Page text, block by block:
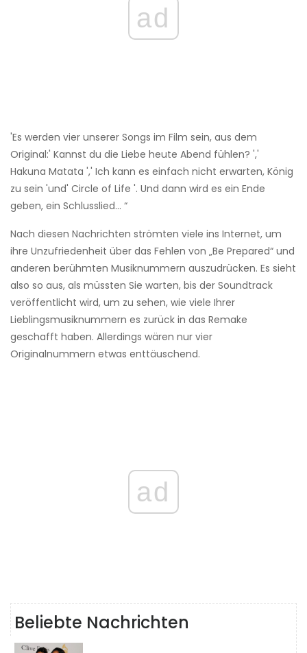
ad
'Es werden vier unserer Songs im Film sein, aus dem
Original:' Kannst du die Liebe heute Abend fühlen? ','
Hakuna Matata ',' Ich kann es einfach nicht erwarten, König
zu sein 'und' Circle of Life '. Und dann wird es ein Ende
geben, ein Schlusslied… “
Nach diesen Nachrichten strömten viele ins Internet, um
ihre Unzufriedenheit über das Fehlen von „Be Prepared“ und
anderen berühmten Musiknummern auszudrücken. Es sieht
also so aus, als müssten Sie warten, bis der Soundtrack
veröffentlicht wird, um zu sehen, wie viele Ihrer
Lieblingsmusiknummern es zurück in das Remake
geschafft haben. Allerdings wären nur vier
Originalnummern etwas enttäuschend.
ad
Beliebte Nachrichten